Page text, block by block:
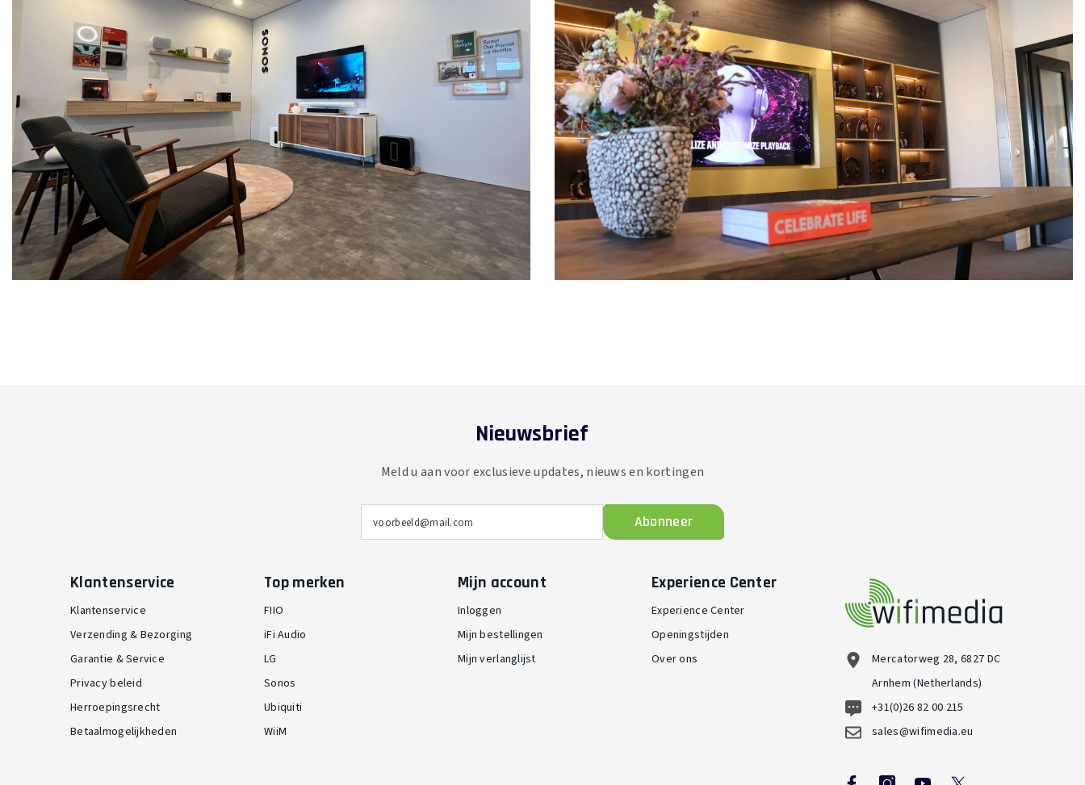
Nieuwsbrief
Meld u aan voor exclusieve updates, nieuws en kortingen
voorbeeld@mail.com Abonneer
Klantenservice
Klantenservice
Verzending & Bezorging
Garantie & Service
Privacy beleid
Herroepingsrecht
Betaalmogelijkheden
Top merken
FIIO
iFi Audio
LG
Sonos
Ubiquiti
WiiM
Mijn account
Inloggen
Mijn bestellingen
Mijn verlanglijst
Experience Center
Experience Center
Openingstijden
Over ons
Mercatorweg 28, 6827 DC
Arnhem (Netherlands)
+31(0)26 82 00 215
sales@wifimedia.eu